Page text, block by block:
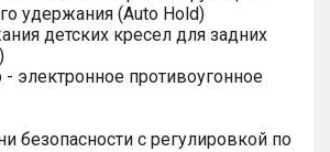
удержания (Auto Hold)
детских кресел для задних
электронное противоугонное
безопасности с регулировкой по